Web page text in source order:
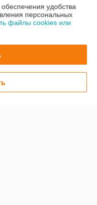
удобства
персональных
файлы cookies или